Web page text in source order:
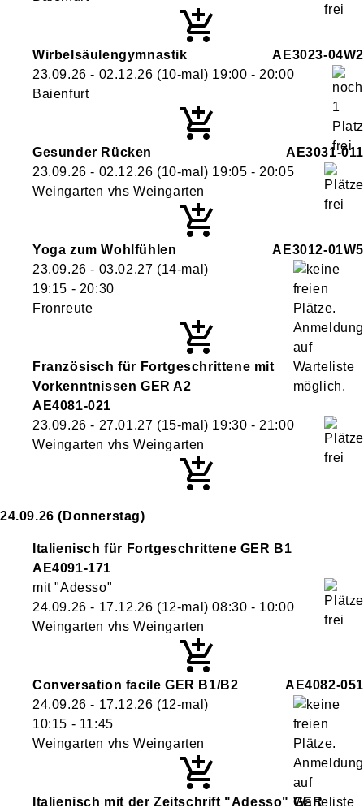
Wirbelsäulengymnastik
AE3023-04W2
23.09.26 - 02.12.26 (10-mal) 19:00 - 20:00
Baienfurt
Gesunder Rücken
AE3031-011
23.09.26 - 02.12.26 (10-mal) 19:05 - 20:05
Weingarten vhs Weingarten
Yoga zum Wohlfühlen
AE3012-01W5
23.09.26 - 03.02.27 (14-mal)
19:15 - 20:30
Fronreute
Französisch für Fortgeschrittene mit
Vorkenntnissen GER A2
AE4081-021
23.09.26 - 27.01.27 (15-mal) 19:30 - 21:00
Weingarten vhs Weingarten
24.09.26 (Donnerstag)
Italienisch für Fortgeschrittene GER B1
AE4091-171
mit "Adesso"
24.09.26 - 17.12.26 (12-mal)08:30 - 10:00
Weingarten vhs Weingarten
Conversation facile GER B1/B2
AE4082-051
24.09.26 - 17.12.26 (12-mal)
10:15 - 11:45
Weingarten vhs Weingarten
Italienisch mit der Zeitschrift "Adesso" GER